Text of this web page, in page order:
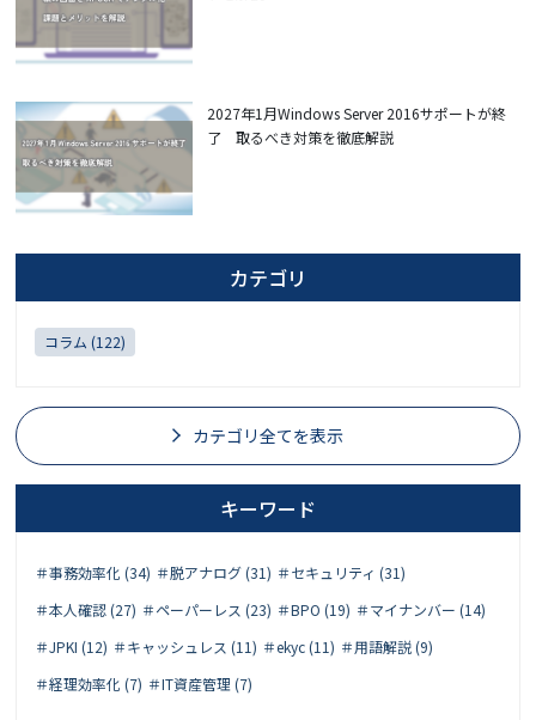
2027年1月Windows Server 2016サポートが終
了 取るべき対策を徹底解説
カテゴリ
コラム (122)
カテゴリ全てを表示
キーワード
＃事務効率化 (34) ＃脱アナログ (31) ＃セキュリティ (31)
＃本人確認 (27) ＃ペーパーレス (23) ＃BPO (19) ＃マイナンバー (14)
＃JPKI (12) ＃キャッシュレス (11) ＃ekyc (11) ＃用語解説 (9)
＃経理効率化 (7) ＃IT資産管理 (7)